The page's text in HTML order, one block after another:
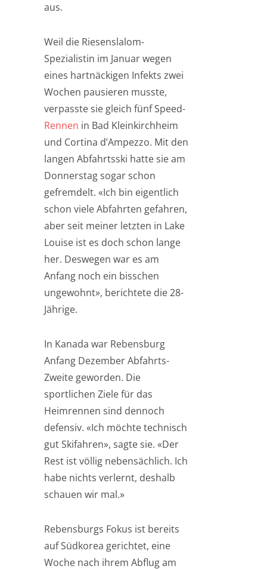
aus.
Weil die Riesenslalom-
Spezialistin im Januar wegen
eines hartnäckigen Infekts zwei
Wochen pausieren musste,
verpasste sie gleich fünf Speed-
Rennen in Bad Kleinkirchheim
und Cortina d’Ampezzo. Mit den
langen Abfahrtsski hatte sie am
Donnerstag sogar schon
gefremdelt. «Ich bin eigentlich
schon viele Abfahrten gefahren,
aber seit meiner letzten in Lake
Louise ist es doch schon lange
her. Deswegen war es am
Anfang noch ein bisschen
ungewohnt», berichtete die 28-
Jährige.
In Kanada war Rebensburg
Anfang Dezember Abfahrts-
Zweite geworden. Die
sportlichen Ziele für das
Heimrennen sind dennoch
defensiv. «Ich möchte technisch
gut Skifahren», sagte sie. «Der
Rest ist völlig nebensächlich. Ich
habe nichts verlernt, deshalb
schauen wir mal.»
Rebensburgs Fokus ist bereits
auf Südkorea gerichtet, eine
Woche nach ihrem Abflug am